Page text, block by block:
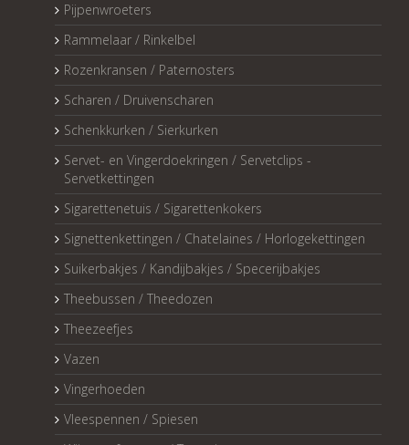
Pijpenwroeters
Rammelaar / Rinkelbel
Rozenkransen / Paternosters
Scharen / Druivenscharen
Schenkkurken / Sierkurken
Servet- en Vingerdoekringen / Servetclips -
Servetkettingen
Sigarettenetuis / Sigarettenkokers
Signettenkettingen / Chatelaines / Horlogekettingen
Suikerbakjes / Kandijbakjes / Specerijbakjes
Theebussen / Theedozen
Theezeefjes
Vazen
Vingerhoeden
Vleespennen / Spiesen